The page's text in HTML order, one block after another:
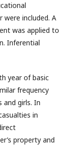
included. A
was applied to
Inferential
year of basic
frequency
and girls. In
in
property and